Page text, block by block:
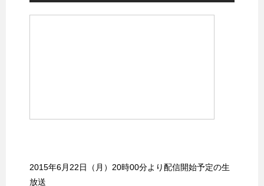
2015年6月22日（月）20時00分より配信開始予定の生
放送